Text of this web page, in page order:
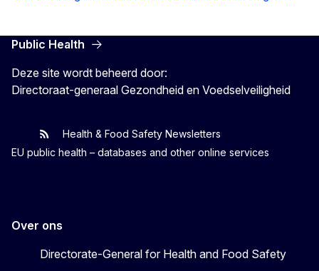
Public Health
Deze site wordt beheerd door:
Directoraat-generaal Gezondheid en Voedselveiligheid
EU One Health
Latest updates
Health & Food Safety Newsletters
EU public health – databases and other online services
Over ons
Directorate-General for Health and Food Safety